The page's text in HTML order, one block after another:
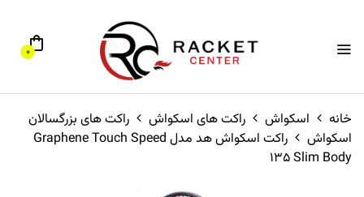
0
خانه اسکواش راکت های اسکواش
راکت های بزرگسالان
اسکواش
راکت اسکواش هد مدل Graphene Touch Speed
135 Slim Body